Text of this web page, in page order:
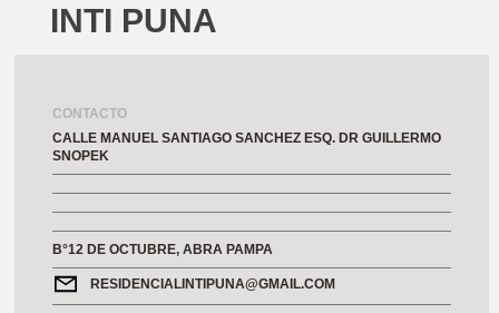
INTI PUNA
CONTACTO
CALLE MANUEL SANTIAGO SANCHEZ ESQ. DR GUILLERMO
SNOPEK
B°12 DE OCTUBRE, ABRA PAMPA
RESIDENCIALINTIPUNA@GMAIL.COM